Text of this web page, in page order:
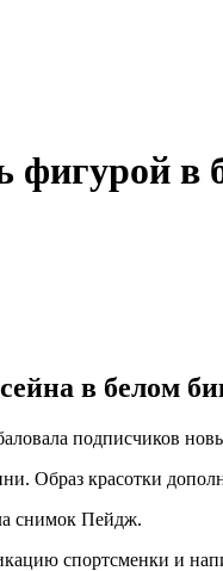
фигурой в
в белом
подписчиков
Образ красотки
снимок Пейдж.
спортсменки и